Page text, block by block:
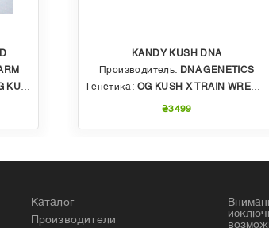
KANDY KUSH DNA
Производитель: DNA GENETICS
Генетика: OG KUSH X TRAIN WRECK (T4)
₴3499
Каталог
Производители